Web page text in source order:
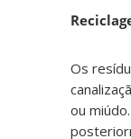
Os
ou